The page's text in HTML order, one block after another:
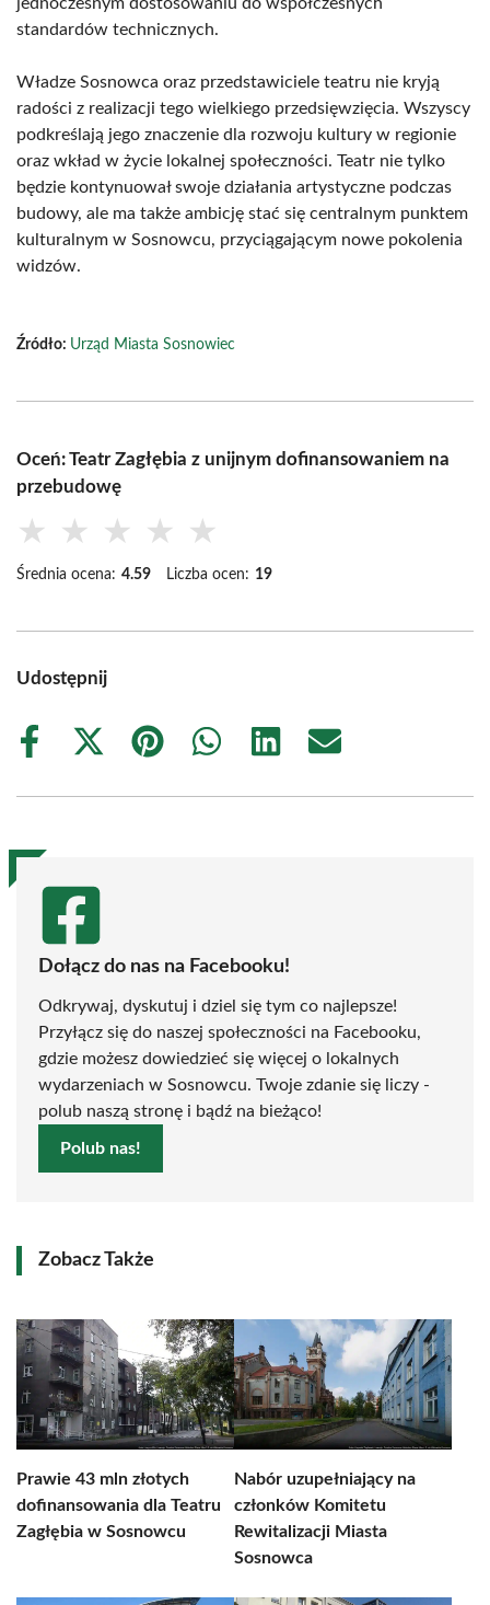
standardów technicznych.
Władze Sosnowca oraz przedstawiciele teatru nie kryją
radości z realizacji tego wielkiego przedsięwzięcia. Wszyscy
podkreślają jego znaczenie dla rozwoju kultury w regionie
oraz wkład w życie lokalnej społeczności. Teatr nie tylko
będzie kontynuował swoje działania artystyczne podczas
budowy, ale ma także ambicję stać się centralnym punktem
kulturalnym w Sosnowcu, przyciągającym nowe pokolenia
widzów.
Źródło: Urząd Miasta Sosnowiec
Oceń: Teatr Zagłębia z unijnym dofinansowaniem na
przebudowę
★ ★ ★ ★ ★
Średnia ocena: 4.59 Liczba ocen: 19
Udostępnij
Share
Share
(Twitter)
Share
Share
Share
Share
Dołącz do nas na Facebooku!
Odkrywaj, dyskutuj i dziel się tym co najlepsze!
Przyłącz się do naszej społeczności na Facebooku,
gdzie możesz dowiedzieć się więcej o lokalnych
wydarzeniach w Sosnowcu. Twoje zdanie się liczy -
polub naszą stronę i bądź na bieżąco!
Polub nas!
Zobacz Także
Prawie 43 mln złotych
dofinansowania dla Teatru
Zagłębia w Sosnowcu
Nabór uzupełniający na
członków Komitetu
Rewitalizacji Miasta
Sosnowca